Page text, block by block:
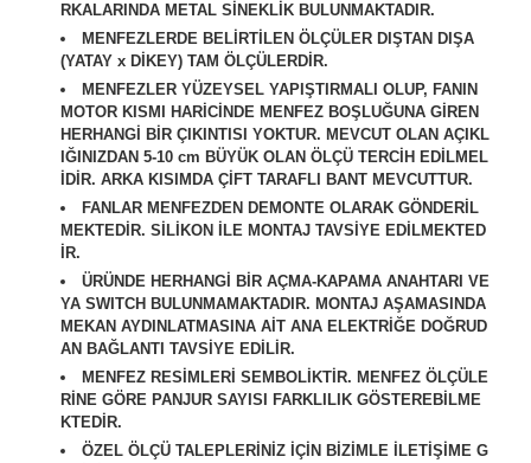
RKALARINDA METAL SİNEKLİK BULUNMAKTADIR.
MENFEZLERDE BELİRTİLEN ÖLÇÜLER DIŞTAN DIŞA
(YATAY x DİKEY) TAM ÖLÇÜLERDİR.
MENFEZLER YÜZEYSEL YAPIŞTIRMALI OLUP, FANIN
MOTOR KISMI HARİCİNDE MENFEZ BOŞLUĞUNA GİREN
HERHANGİ BİR ÇIKINTISI YOKTUR. MEVCUT OLAN AÇIKL
IĞINIZDAN 5-10 cm BÜYÜK OLAN ÖLÇÜ TERCİH EDİLMEL
İDİR. ARKA KISIMDA ÇİFT TARAFLI BANT MEVCUTTUR.
FANLAR MENFEZDEN DEMONTE OLARAK GÖNDERİL
MEKTEDİR. SİLİKON İLE MONTAJ TAVSİYE EDİLMEKTED
İR.
ÜRÜNDE HERHANGİ BİR AÇMA-KAPAMA ANAHTARI VE
YA SWITCH BULUNMAMAKTADIR. MONTAJ AŞAMASINDA
MEKAN AYDINLATMASINA AİT ANA ELEKTRİĞE DOĞRUD
AN BAĞLANTI TAVSİYE EDİLİR.
M ENFEZ RESİMLERİ SEMBOLİKTİR. MENFEZ ÖLÇÜLE
RİNE GÖRE PANJUR SAYISI FARKLILIK GÖSTEREBİLME
KTEDİR.
ÖZEL ÖLÇÜ TALEPLERİNİZ İÇİN BİZİMLE İLETİŞİME G